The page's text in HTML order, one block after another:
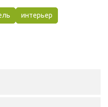
интерьер